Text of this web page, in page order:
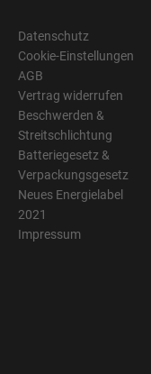
Datenschutz
Cookie-Einstellungen
AGB
Vertrag widerrufen
Beschwerden &
Streitschlichtung
Batteriegesetz &
Verpackungsgesetz
Neues Energielabel
2021
Impressum